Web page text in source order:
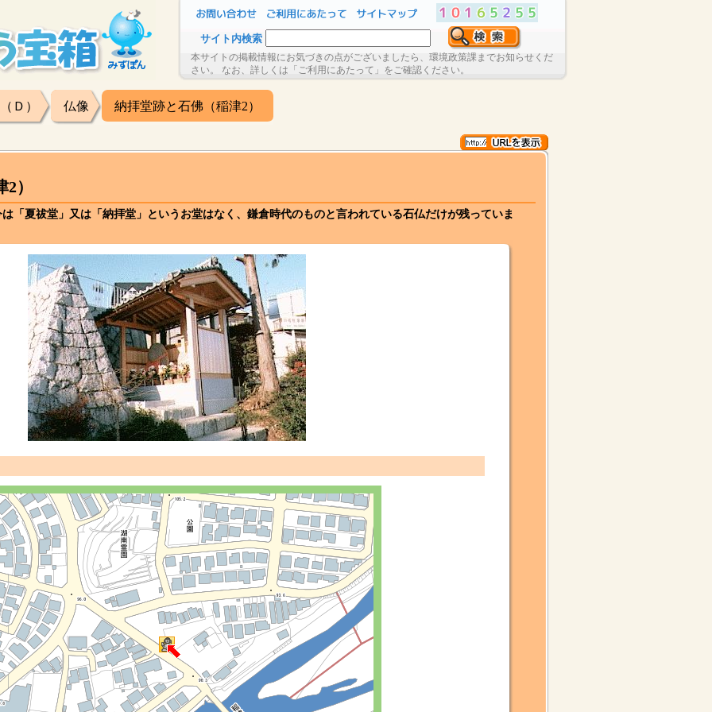
サイト内検索
本サイトの掲載情報にお気づきの点がございましたら、環境政策課までお知らせくだ
さい。 なお、詳しくは「ご利用にあたって」をご確認ください。
Ｄ） 仏像 納拝堂跡と石佛（稲津2）
）
「夏祓堂」又は「納拝堂」というお堂はなく、鎌倉時代のものと言われている石仏だけが残っていま